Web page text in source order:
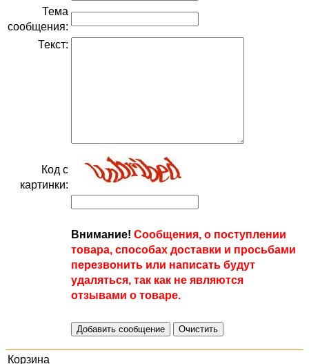
Тема
сообщения:
Текст:
Код с
картинки:
Внимание! Сообщения, о поступлении
товара, способах доставки и просьбами
перезвонить или написать будут
удаляться, так как не являются
отзывами о товаре.
Корзина